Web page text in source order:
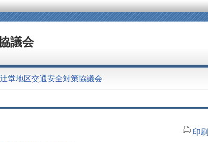
議会
辻堂地区交通安全対策協議会
印刷